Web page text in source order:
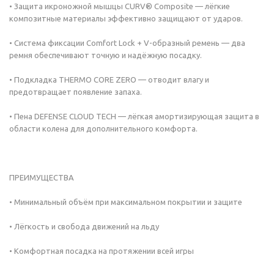
• Защита икроножной мышцы CURV® Composite — лёгкие
композитные материалы эффективно защищают от ударов.
• Система фиксации Comfort Lock + V-образный ремень — два
ремня обеспечивают точную и надёжную посадку.
• Подкладка THERMO CORE ZERO — отводит влагу и
предотвращает появление запаха.
• Пена DEFENSE CLOUD TECH — лёгкая амортизирующая защита в
области колена для дополнительного комфорта.
ПРЕИМУЩЕСТВА
• Минимальный объём при максимальном покрытии и защите
• Лёгкость и свобода движений на льду
• Комфортная посадка на протяжении всей игры